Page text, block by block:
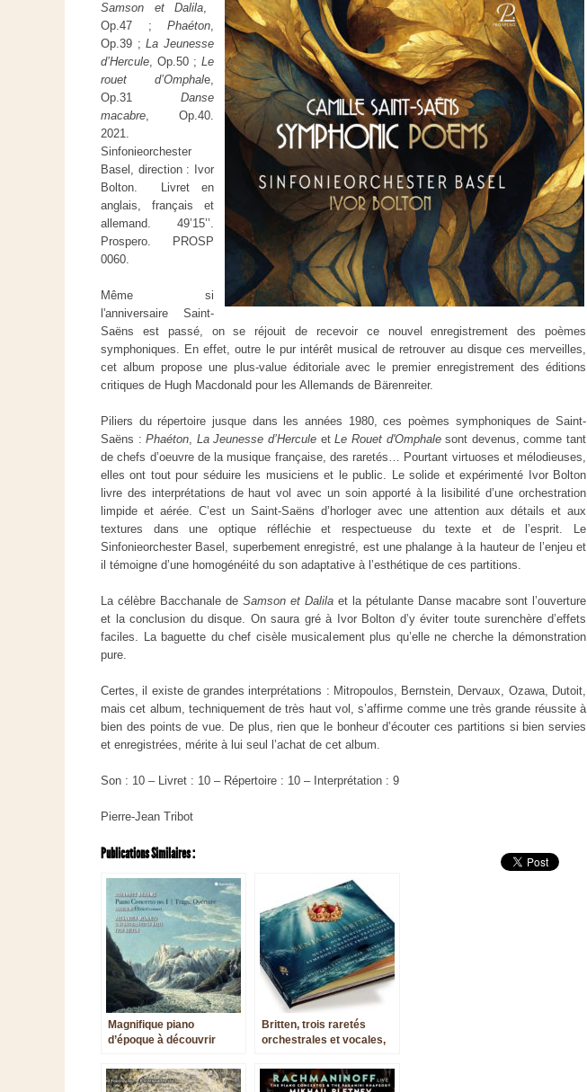
Samson et Dalila,
Op.47 ; Phaéton,
Op.39 ;La Jeunesse
d’Hercule, Op.50 ; Le
rouet d’Omphale,
Op.31 Danse
macabre, Op.40.
2021.
Sinfonieorchester
Basel, direction : Ivor
Bolton. Livret en
anglais, français et
allemand. 49’15’’.
Prospero. PROSP
0060.
Même si
l'anniversaire Saint-
Saëns est passé, on se réjouit de recevoir ce nouvel enregistrement des poèmes
symphoniques. En effet, outre le pur intérêt musical de retrouver au disque ces merveilles,
cet album propose une plus-value éditoriale avec le premier enregistrement des éditions
critiques de Hugh Macdonald pour les Allemands de Bärenreiter.
Piliers du répertoire jusque dans les années 1980, ces poèmes symphoniques de Saint-
Saëns :Phaéton, La Jeunesse d’Hercule etLe Rouet d'Omphalesont devenus, comme tant
de chefs d’oeuvre de la musique française, des raretés… Pourtant virtuoses et mélodieuses,
elles ont tout pour séduire les musiciens et le public. Le solide et expérimenté Ivor Bolton
livre des interprétations de haut vol avec un soin apporté à la lisibilité d’une orchestration
limpide et aérée. C’est un Saint-Saëns d’horloger avec une attention aux détails et aux
textures dans une optique réfléchie et respectueuse du texte et de l’esprit. Le
Sinfonieorchester Basel, superbement enregistré, est une phalange à la hauteur de l’enjeu et
il témoigne d’une homogénéité du son adaptative à l’esthétique de ces partitions.
La célèbre Bacchanale de Samson et Dalila et la pétulante Danse macabre sont l’ouverture
et la conclusion du disque. On saura gré à Ivor Bolton d’y éviter toute surenchère d’effets
faciles. La baguette du chef cisèle musicalement plus qu’elle ne cherche la démonstration
pure.
Certes, il existe de grandes interprétations : Mitropoulos, Bernstein, Dervaux, Ozawa, Dutoit,
mais cet album, techniquement de très haut vol, s’affirme comme une très grande réussite à
bien des points de vue. De plus, rien que le bonheur d’écouter ces partitions si bien servies
et enregistrées, mérite à lui seul l’achat de cet album.
Son : 10 – Livret : 10 – Répertoire : 10 – Interprétation : 9
Pierre-Jean Tribot
Publications Similaires :
Magnifique piano
d’époque à découvrir
de Brahms
Britten, trois raretés
orchestrales et vocales,
raffinement